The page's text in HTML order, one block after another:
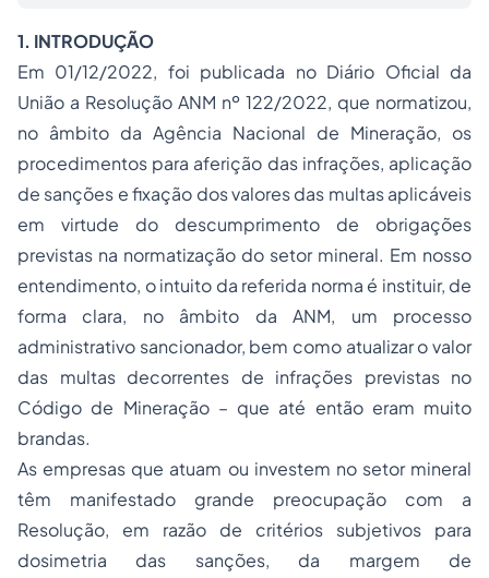
1. INTRODUÇÃO
Em 01/12/2022, foi publicada no Diário Oficial da
União a Resolução ANM nº 122/2022, que normatizou,
no âmbito da Agência Nacional de Mineração, os
procedimentos para aferição das infrações, aplicação
de sanções e fixação dos valores das multas aplicáveis
em virtude do descumprimento de obrigações
previstas na normatização do setor mineral. Em nosso
entendimento, o intuito da referida norma é instituir, de
forma clara, no âmbito da ANM, um processo
administrativo sancionador, bem como atualizar o valor
das multas decorrentes de infrações previstas no
Código de Mineração – que até então eram muito
brandas.
As empresas que atuam ou investem no setor mineral
têm manifestado grande preocupação com a
Resolução, em razão de critérios subjetivos para
dosimetria das sanções, da margem de